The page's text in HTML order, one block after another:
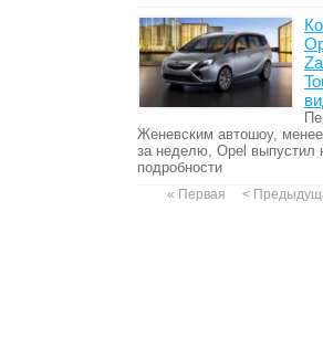
Женевским автошоу,
за неделю, Opel выпустил
подробности
« Первая <